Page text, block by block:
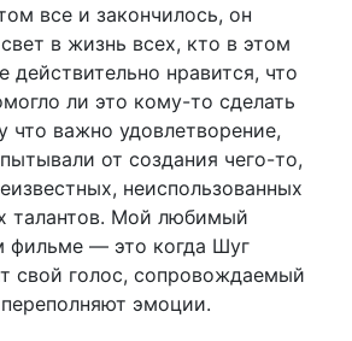
все и закончилось, он
в жизнь всех, кто в этом
действительно нравится, что
ли это кому-то сделать
что важно удовлетворение,
от создания чего-то,
неиспользованных
талантов. Мой любимый
фильме — это когда Шуг
свой голос, сопровождаемый
эмоции.